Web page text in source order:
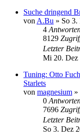
Suche dringend
von A.Bu » So 3.
4
8129
Letzter
Mi 20. Dez
Tuning: Otto
Starlets
von magnesium »
0
7696
Letzter
So 3. Dez